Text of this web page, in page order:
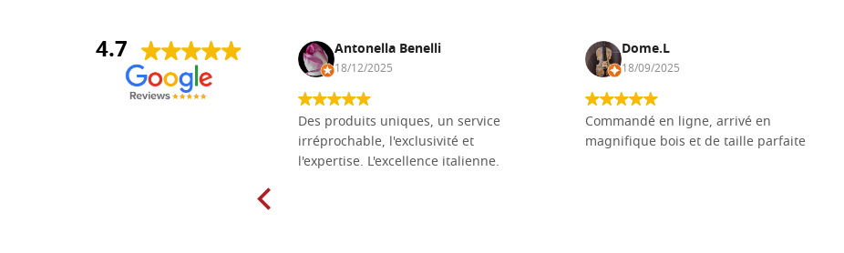
4.7
Daniel Vandewalle Antonella Benelli
18/12/2025
Des produits uniques, un service
irréprochable, l'exclusivité et
l'expertise. L'excellence italienne.
Dome.L
18/09/2025
Commandé en ligne, arrivé en
magnifique bois et de taille parfaite